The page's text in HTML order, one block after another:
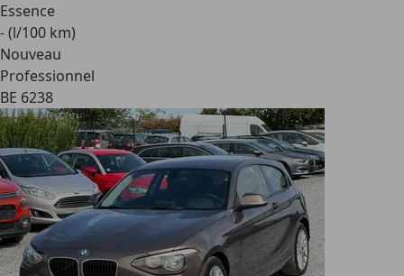
Essence
- (l/100 km)
Nouveau
Professionnel
BE 6238